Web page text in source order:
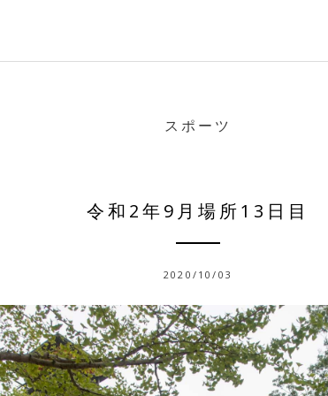
スポーツ
令和2年9月場所13日目
2020/10/03